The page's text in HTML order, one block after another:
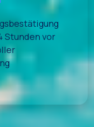
Stunden vor